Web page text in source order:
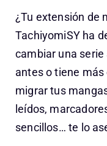
¿Tu extensión de
TachiyomiSY ha
cambiar una
antes o tiene
migrar tus
leídos,
sencillos… te lo